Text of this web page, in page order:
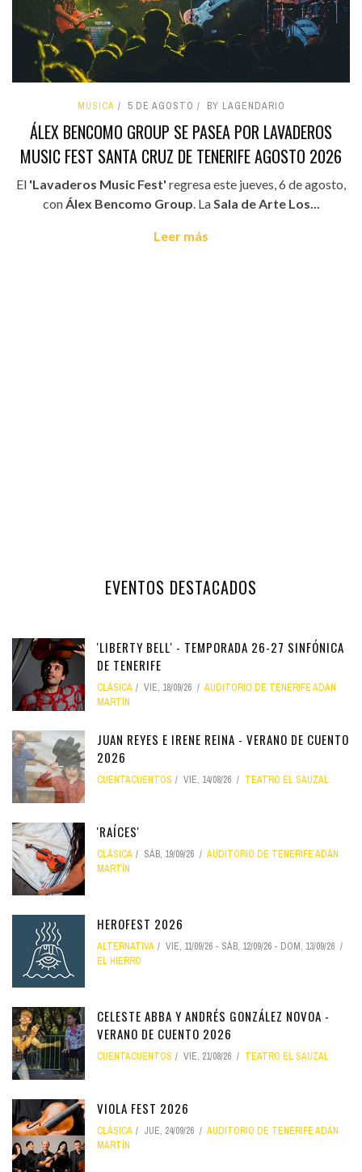
MÚSICA 5 DE AGOSTO BY LAGENDARIO
ÁLEX BENCOMO GROUP SE PASEA POR LAVADEROS
MUSIC FEST SANTA CRUZ DE TENERIFE AGOSTO 2026
El 'Lavaderos Music Fest' regresa este jueves, 6 de agosto,
conÁlex Bencomo Group. LaSala de Arte Los...
Leer más
EVENTOS DESTACADOS
'LIBERTY BELL' - TEMPORADA 26-27 SINFÓNICA
DE TENERIFE
CLÁSICA VIE, 18/09/26
AUDITORIO DE TENERIFE ADÁN
MARTÍN
JUAN REYES E IRENE REINA - VERANO DE CUENTO
2026
CUENTACUENTOS VIE, 14/08/26 TEATRO EL SAUZAL
'RAÍCES'
CLÁSICA SÁB, 19/09/26
AUDITORIO DE TENERIFE ADÁN
MARTÍN
HEROFEST 2026
ALTERNATIVA VIE, 11/09/26 - SÁB, 12/09/26 - DOM, 13/09/26
EL HIERRO
CELESTE ABBA Y ANDRÉS GONZÁLEZ NOVOA -
VERANO DE CUENTO 2026
CUENTACUENTOS VIE, 21/08/26 TEATRO EL SAUZAL
VIOLA FEST 2026
CLÁSICA JUE, 24/09/26
AUDITORIO DE TENERIFE ADÁN
MARTÍN